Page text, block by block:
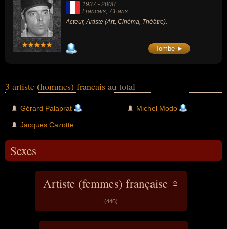
1937 - 2008
Francais, 71 ans
Acteur, Artiste (Art, Cinéma, Théâtre).
Tombe ►
3 artiste (hommes) francais au total
Gérard Palaprat
Jacques Cazotte
Michel Modo
Sexes
Artiste (femmes) française ♀
(446)